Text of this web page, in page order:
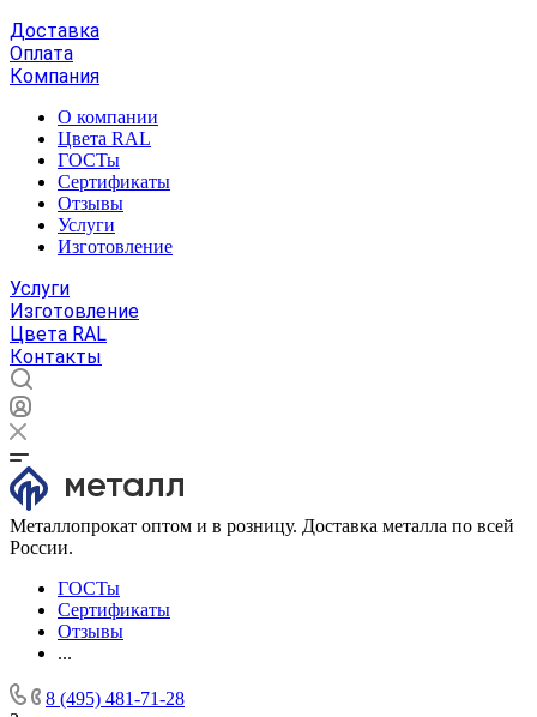
Доставка
Оплата
Компания
О компании
Цвета RAL
ГОСТы
Сертификаты
Отзывы
Услуги
Изготовление
Услуги
Изготовление
Цвета RAL
Контакты
Металлопрокат оптом и в розницу. Доставка металла по всей
России.
ГОСТы
Сертификаты
Отзывы
...
8 (495) 481-71-28